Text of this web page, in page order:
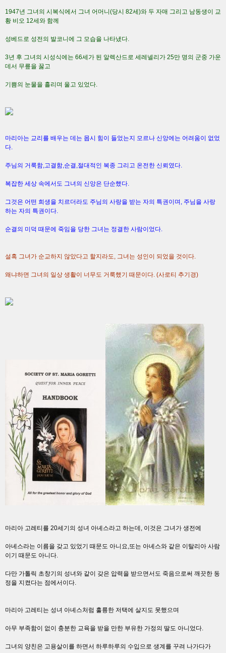
1947년 그녀의 시복식에서 그녀 어머니(당시 82세)와 두 자매 그리고 남동생이 교
황 비오 12세와 함께
성베드로 성전의 발코니에 그 모습을 나타냈다.
3년 후 그녀의 시성식에는 66세가 된 알렉산드로 세레넬리가 25만 명의 군중 가운
데서 무릎을 꿇고
기쁨의 눈물을 흘리며 울고 있었다.
마리아는 교리를 배우는 데는 몹시 힘이 들었는지 모르나 신앙에는 어려움이 없었
다.
주님의 거룩함,고결함,순결,절대적인 복종 그리고 온전한 신뢰였다.
복잡한 세상 속에서도 그녀의 신앙은 단순했다.
그것은 어떤 희생을 치르더라도 주님의 사랑을 받는 자의 특권이며, 주님을 사랑
하는 자의 특권이다.
순결의 미덕 때문에 죽임을 당한 그녀는 정결한 사람이었다.
설혹 그녀가 순교하지 않았다고 할지라도, 그녀는 성인이 되었을 것이다.
왜냐하면 그녀의 일상 생활이 너무도 거룩했기 때문이다. (사로티 추기경)
마리아 고레티를 20세기의 성녀 아녜스라고 하는데, 이것은 그녀가 생전에
아녜스라는 이름을 갖고 있었기 때문도 아니요,또는 아녜스와 같은 이탈리아 사람
이기 때문도 아니다.
다만 가톨릭 초창기의 성녀와 같이 갖은 압력을 받으면서도 죽음으로써 깨끗한 동
정을 지켰다는 점에서이다.
마리아 고레티는 성녀 아녜스처럼 훌륭한 저택에 살지도 못했으며
아무 부족함이 없이 충분한 교육을 받을 만한 부유한 가정의 딸도 아니었다.
그녀의 양친은 고용살이를 하면서 하루하루의 수입으로 생계를 꾸려 나가다가